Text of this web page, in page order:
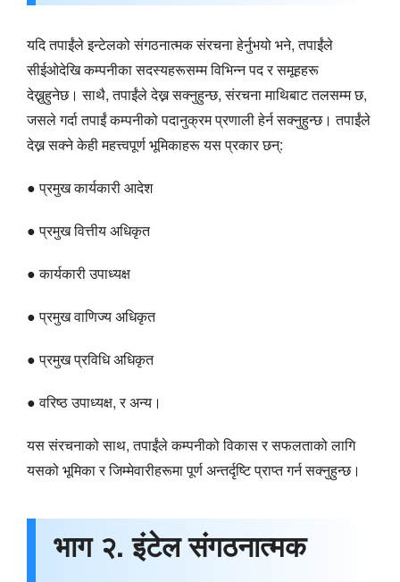
यदि तपाईंले इन्टेलको संगठनात्मक संरचना हेर्नुभयो भने, तपाईंले
सीईओदेखि कम्पनीका सदस्यहरूसम्म विभिन्न पद र समूहहरू
देख्नुहुनेछ। साथै, तपाईंले देख्न सक्नुहुन्छ, संरचना माथिबाट तलसम्म छ,
जसले गर्दा तपाईं कम्पनीको पदानुक्रम प्रणाली हेर्न सक्नुहुन्छ। तपाईंले
देख्न सक्ने केही महत्त्वपूर्ण भूमिकाहरू यस प्रकार छन्:
● प्रमुख कार्यकारी आदेश
● प्रमुख वित्तीय अधिकृत
● कार्यकारी उपाध्यक्ष
● प्रमुख वाणिज्य अधिकृत
● प्रमुख प्रविधि अधिकृत
● वरिष्ठ उपाध्यक्ष, र अन्य।
यस संरचनाको साथ, तपाईंले कम्पनीको विकास र सफलताको लागि
यसको भूमिका र जिम्मेवारीहरूमा पूर्ण अन्तर्दृष्टि प्राप्त गर्न सक्नुहुन्छ।
भाग २. इंटेल संगठनात्मक